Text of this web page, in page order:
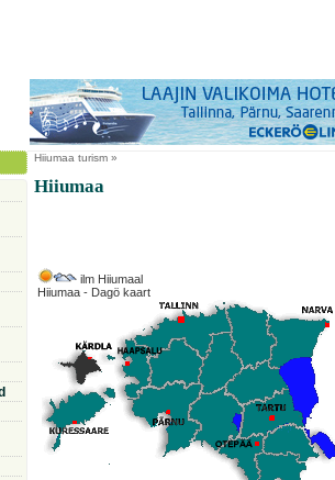
Hiiumaa turism »
Hiiumaa
ilm Hiiumaal
Hiiumaa - Dagö kaart